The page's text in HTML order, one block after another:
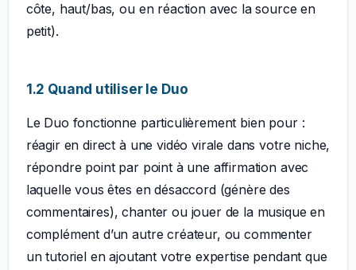
côte, haut/bas, ou en réaction avec la source en
petit).
1.2 Quand utiliser le Duo
Le Duo fonctionne particulièrement bien pour :
réagir en direct à une vidéo virale dans votre niche,
répondre point par point à une affirmation avec
laquelle vous êtes en désaccord (génère des
commentaires), chanter ou jouer de la musique en
complément d’un autre créateur, ou commenter
un tutoriel en ajoutant votre expertise pendant que